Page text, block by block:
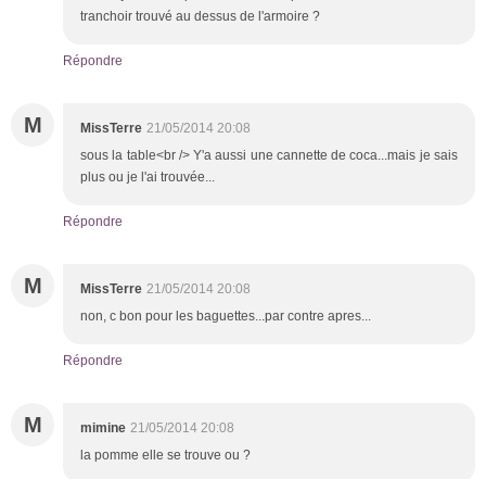
tranchoir trouvé au dessus de l'armoire ?
Répondre
M MissTerre 21/05/2014 20:08
sous la table<br /> Y'a aussi une cannette de coca...mais je sais
plus ou je l'ai trouvée...
Répondre
M MissTerre 21/05/2014 20:08
non, c bon pour les baguettes...par contre apres...
Répondre
M mimine 21/05/2014 20:08
la pomme elle se trouve ou ?